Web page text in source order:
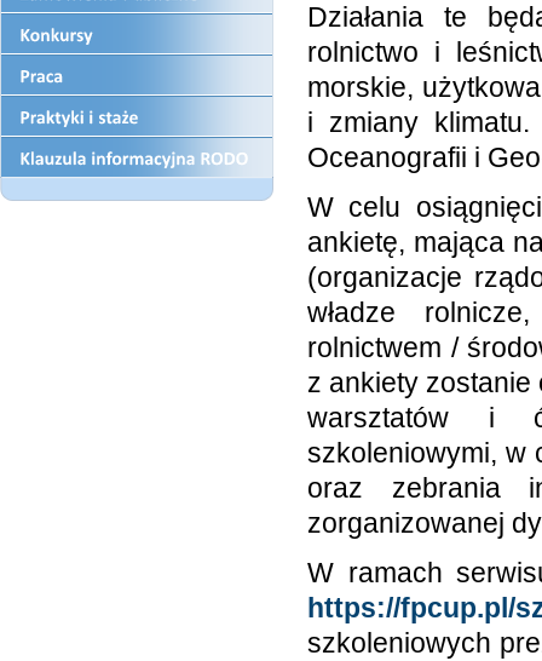
Działania te
rolnictwo i
morskie,
i zmiany klimatu.
Oceanografii i
W celu
ankietę, mająca
(organizacje
władze
rolnictwem /
z ankiety zostanie
warsztatów i
szkoleniowymi, w
oraz zebrania
zorganizowanej
W ramach
https://fpcup.pl/
szkoleniowych